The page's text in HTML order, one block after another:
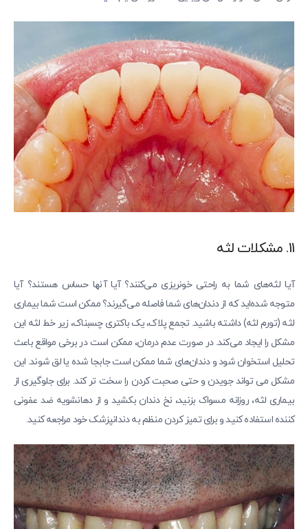
11. مشکلات لثه
آیا لثه‌های شما به راحتی خونریزی می‌کنند؟ آیا آنها حساس هستند؟ آیا
متوجه شده‌اید که از دندان‌های شما فاصله می‌گیرند؟ ممکن است شما بیماری
لثه (تورم لثه) داشته باشید. تجمع پلاک، یک باکتری چسبناک، زیر خط لثه این
مشکل را ایجاد می‌کند. در صورت عدم درمان، ممکن است در برخی مواقع باعث
تحلیل استخوان شود و دندان‌های شما ممکن است جابجا شده یا لق شوند. این
مشکل می تواند جویدن و حتی صحبت کردن را سخت تر کند. برای جلوگیری از
بیماری لثه، روزانه مسواک بزنید، نخ دندان بکشید و از دهانشویه ضد عفونی
کننده استفاده کنید و برای تمیز کردن منظم به دندانپزشک خود مراجعه کنید.